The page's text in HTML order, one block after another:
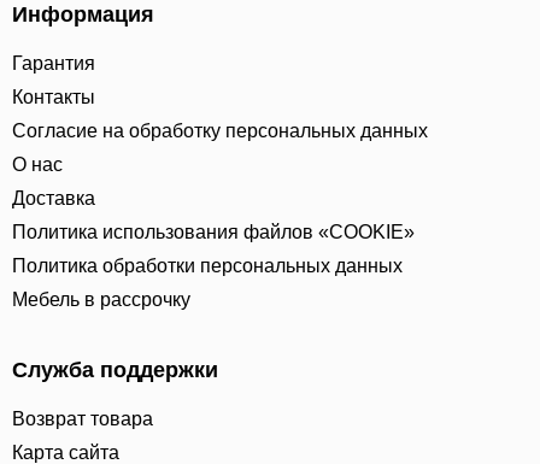
Информация
Гарантия
Контакты
Согласие на обработку персональных данных
О нас
Доставка
Политика использования файлов «COOKIE»
Политика обработки персональных данных
Мебель в рассрочку
Служба поддержки
Возврат товара
Карта сайта